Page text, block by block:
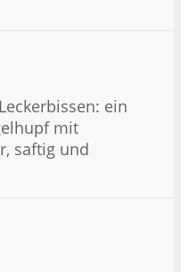
ein
mit
saftig und